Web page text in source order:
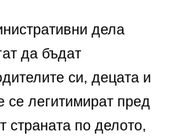
дела
да бъдат
си, децата и
се легитимират пред
по делото,